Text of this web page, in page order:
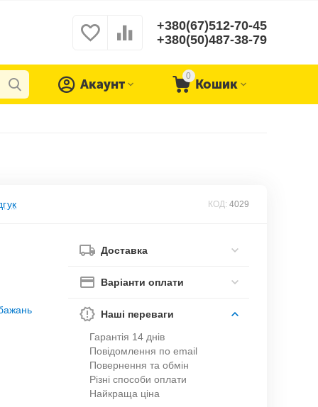
+380(67)512-70-45
+380(50)487-38-79
0
Кошик
Акаунт
КОД: 4029
Доставка
Варіанти оплати
Наші переваги
Гарантія 14 днів
Повідомлення по email
Повернення та обмін
Різні способи оплати
Найкраща ціна